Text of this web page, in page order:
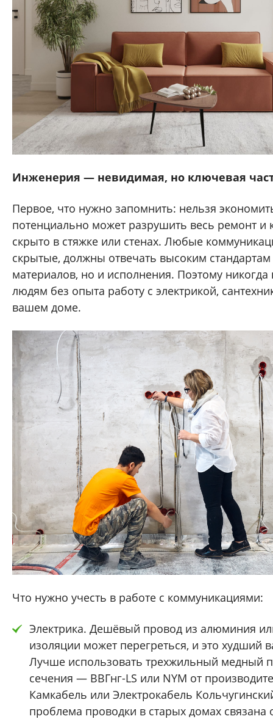
Инженерия — невидимая, но ключевая
Первое, что нужно запомнить: нельзя
потенциально может разрушить весь ремонт и
скрыто в стяжке или стенах. Любые
скрытые, должны отвечать высоким стандартам
материалов, но и исполнения. Поэтому никогда
людям без опыта работу с электрикой,
вашем доме.
Что нужно учесть в работе с коммуникациями:
Электрика. Дешёвый провод из алюминия
изоляции может перегреться, и это худший
Лучше использовать трехжильный медный
сечения — ВВГнг-LS или NYM от
Камкабель или Электрокабель
проблема проводки в старых домах связана